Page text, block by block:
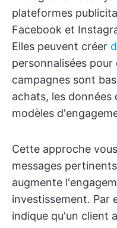
plateformes
Facebook et
Elles peuvent créer
personnalisées
campagnes sont
achats, les données
modèles
Cette approche
messages
augmente
investissement. Par
indique qu'un client